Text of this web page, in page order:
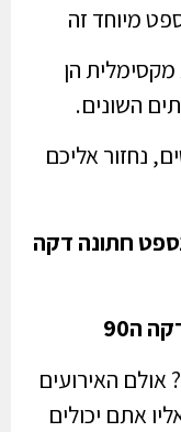
מיוחד זה
מקסימלית הן
השונים.
נחזור אליכם
חתונה דקה
ה90
אולם האירועים
אתם יכולים